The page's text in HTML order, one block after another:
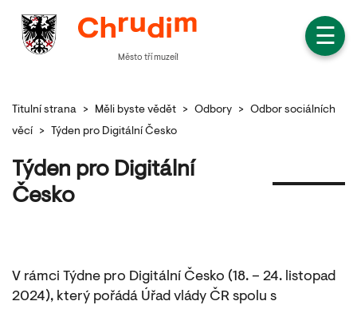
☰
Město tří muzeí!
Titulní strana > Měli byste vědět > Odbory > Odbor sociálních
věcí
> Týden pro Digitální Česko
Týden pro Digitální
Česko
V rámci Týdne pro Digitální Česko (18. – 24. listopad
2024), který pořádá Úřad vlády ČR spolu s